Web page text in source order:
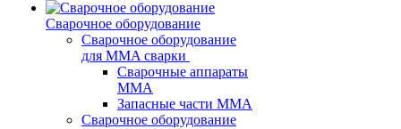
Сварочное оборудование
Сварочное оборудование
для MMA сварки
Сварочные аппараты
MMA
Запасные части MMA
Сварочное оборудование